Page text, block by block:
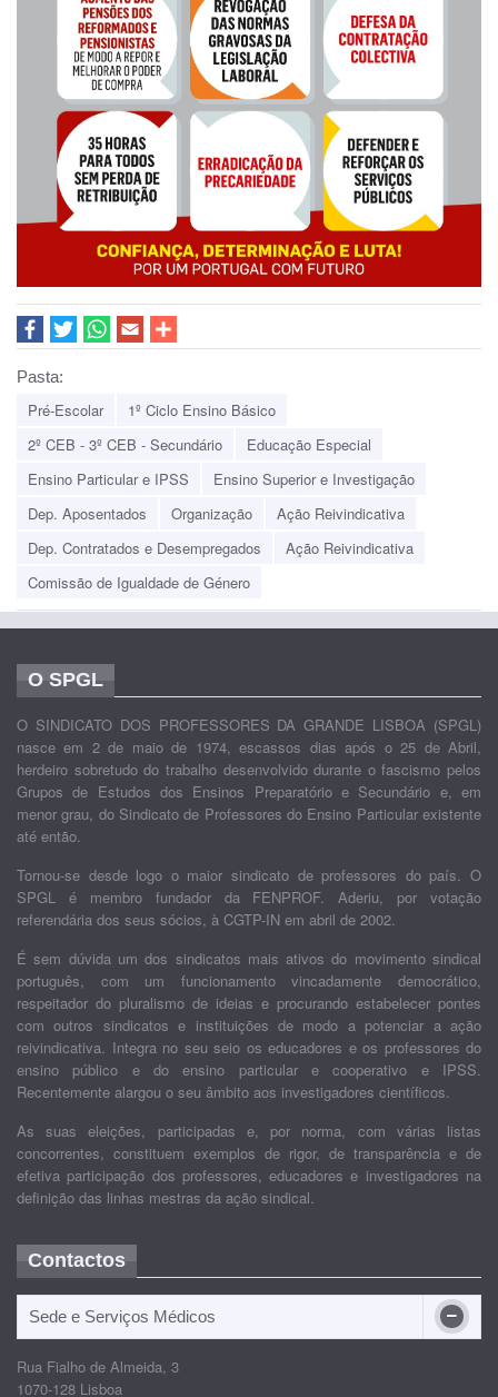
Pasta:
Pré-Escolar
1º Ciclo Ensino Básico
2º CEB - 3º CEB - Secundário
Educação Especial
Ensino Particular e IPSS
Ensino Superior e Investigação
Dep. Aposentados
Organização
Ação Reivindicativa
Dep. Contratados e Desempregados
Ação Reivindicativa
Comissão de Igualdade de Género
O SPGL
O SINDICATO DOS PROFESSORES DA GRANDE LISBOA (SPGL)
nasce em 2 de maio de 1974, escassos dias após o 25 de Abril,
herdeiro sobretudo do trabalho desenvolvido durante o fascismo pelos
Grupos de Estudos dos Ensinos Preparatório e Secundário e, em
menor grau, do Sindicato de Professores do Ensino Particular existente
até então.
Tornou-se desde logo o maior sindicato de professores do país. O
SPGL é membro fundador da FENPROF. Aderiu, por votação
referendária dos seus sócios, à CGTP-IN em abril de 2002.
É sem dúvida um dos sindicatos mais ativos do movimento sindical
português, com um funcionamento vincadamente democrático,
respeitador do pluralismo de ideias e procurando estabelecer pontes
com outros sindicatos e instituições de modo a potenciar a ação
reivindicativa. Integra no seu seio os educadores e os professores do
ensino público e do ensino particular e cooperativo e IPSS.
Recentemente alargou o seu âmbito aos investigadores científicos.
As suas eleições, participadas e, por norma, com várias listas
concorrentes, constituem exemplos de rigor, de transparência e de
efetiva participação dos professores, educadores e investigadores na
definição das linhas mestras da ação sindical.
Contactos
Sede e Serviços Médicos
Rua Fialho de Almeida, 3
1070-128 Lisboa